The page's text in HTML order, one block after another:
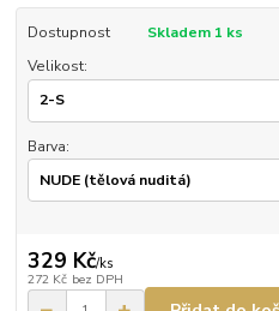
Dostupnost
Skladem 1 ks
Velikost:
Barva:
329 Kč/ks
272 Kč bez DPH